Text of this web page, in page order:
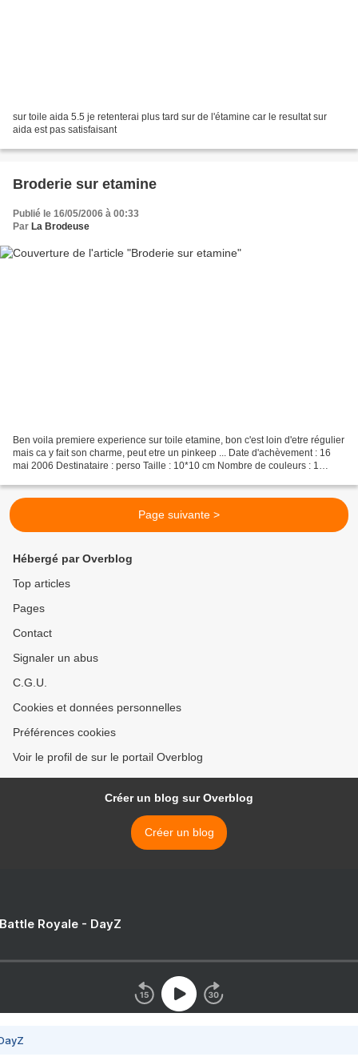
sur toile aida 5.5 je retenterai plus tard sur de l'étamine car le resultat sur
aida est pas satisfaisant
Broderie sur etamine
Publié le 16/05/2006 à 00:33
Par La Brodeuse
Ben voila premiere experience sur toile etamine, bon c'est loin d'etre régulier
mais ca y fait son charme, peut etre un pinkeep ... Date d'achèvement : 16
mai 2006 Destinataire : perso Taille : 10*10 cm Nombre de couleurs : 1
Page suivante >
Hébergé par Overblog
Top articles
Pages
Contact
Signaler un abus
C.G.U.
Cookies et données personnelles
Préférences cookies
Voir le profil de sur le portail Overblog
Créer un blog sur Overblog
Créer un blog
Royale - DayZ